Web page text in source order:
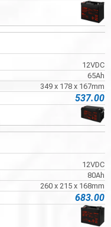
12VDC
65Ah
349 x 178 x 167mm
537.00
12VDC
80Ah
260 x 215 x 168mm
683.00